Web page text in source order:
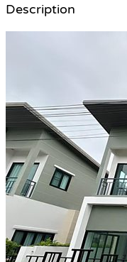
Description